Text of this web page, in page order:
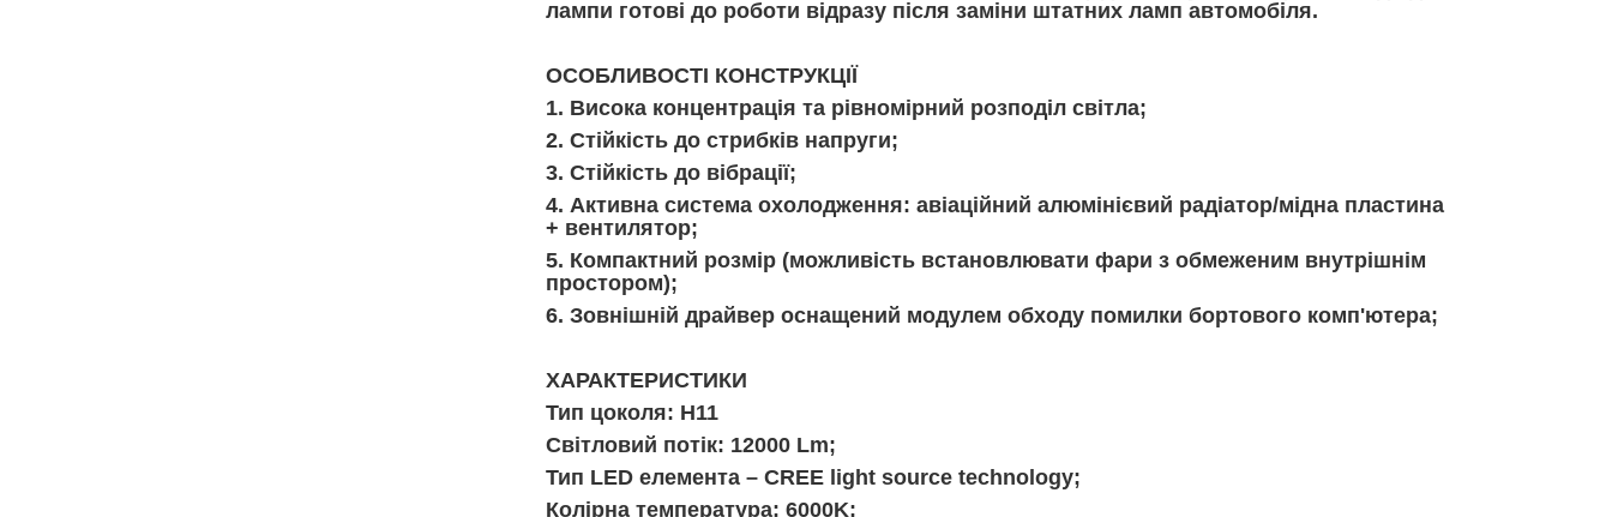
лампи готові до роботи відразу після заміни штатних ламп автомобіля.
ОСОБЛИВОСТІ КОНСТРУКЦІЇ
1. Висока концентрація та рівномірний розподіл світла;
2. Стійкість до стрибків напруги;
3. Стійкість до вібрації;
4. Активна система охолодження: авіаційний алюмінієвий радіатор/мідна пластина
+ вентилятор;
5. Компактний розмір (можливість встановлювати фари з обмеженим внутрішнім
простором);
6. Зовнішній драйвер оснащений модулем обходу помилки бортового комп'ютера;
ХАРАКТЕРИСТИКИ
Тип цоколя: H11
Світловий потік: 12000 Lm;
Тип LED елемента – CREE light source technology;
Колірна температура: 6000K;